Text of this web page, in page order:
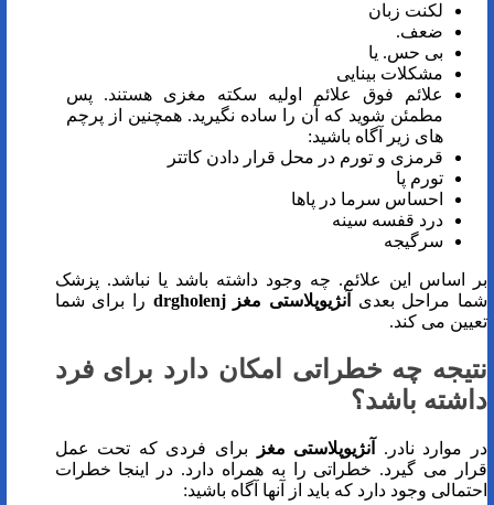
لکنت زبان
ضعف.
بی حس. یا
مشکلات بینایی
علائم فوق علائم اولیه سکته مغزی هستند. پس
مطمئن شوید که آن را ساده نگیرید. همچنین از پرچم
های زیر آگاه باشید:
قرمزی و تورم در محل قرار دادن کاتتر
تورم پا
احساس سرما در پاها
درد قفسه سینه
سرگیجه
بر اساس این علائم. چه وجود داشته باشد یا نباشد. پزشک
شما مراحل بعدی
آنژیوپلاستی مغز drgholenj را برای شما
تعیین می کند.
نتیجه چه خطراتی امکان دارد برای فرد
داشته باشد؟
در موارد نادر. آنژیوپلاستی مغز
برای فردی که تحت عمل
قرار می گیرد. خطراتی را به همراه دارد. در اینجا خطرات
احتمالی وجود دارد که باید از آنها آگاه باشید: